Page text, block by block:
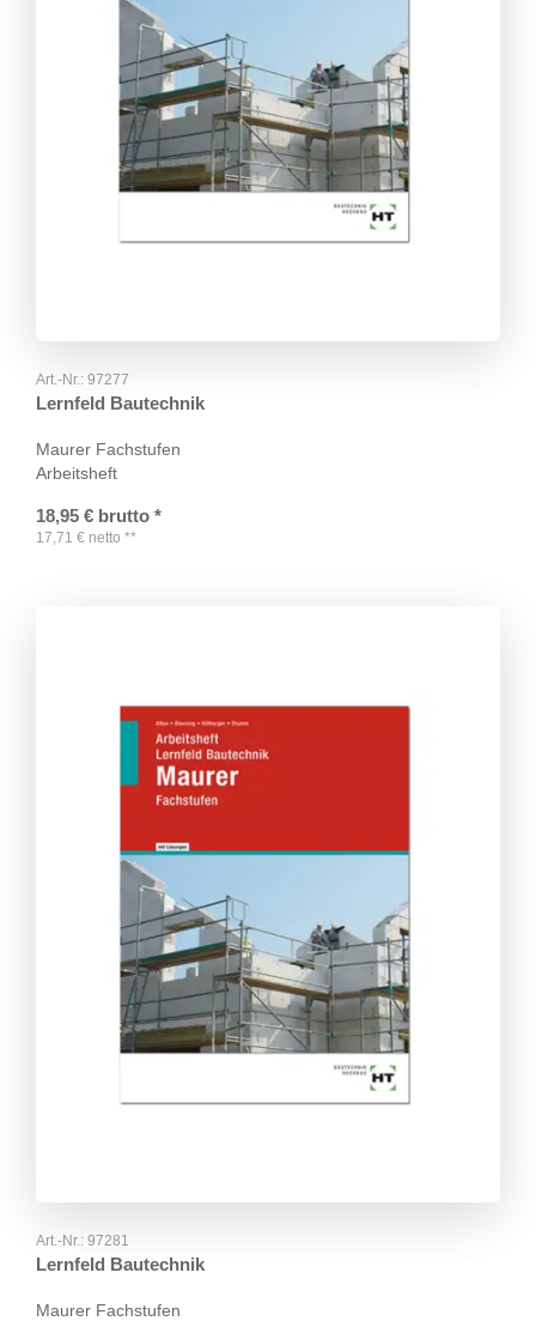
Art.-Nr.: 97277
Lernfeld Bautechnik
Maurer Fachstufen
Arbeitsheft
18,95 € brutto *
17,71 € netto **
Art.-Nr.: 97281
Lernfeld Bautechnik
Maurer Fachstufen